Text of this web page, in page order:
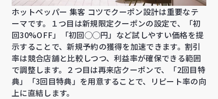
ホットペッパー 集客 コツでクーポン設計は重要なテ
ーマです。１つ目は新規限定クーポンの設定で、「初
回30%OFF」「初回◯◯円」など試しやすい価格を提
示することで、新規予約の獲得を加速できます。割引
率は競合店舗と比較しつつ、利益率が確保できる範囲
で調整します。２つ目は再来店クーポンで、「2回目特
典」「3回目特典」を用意することで、リピート率の向
上に直結します。